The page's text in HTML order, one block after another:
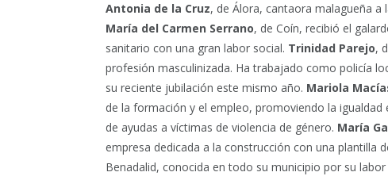
Antonia de la Cruz, de Álora, cantaora malagueña a
María del Carmen Serrano, de Coín, recibió el
sanitario con una gran labor social. Trinidad Parejo,
profesión masculinizada. Ha trabajado como policía
su reciente jubilación este mismo año. Mariola
de la formación y el empleo, promoviendo la
de ayudas a víctimas de violencia de género. María
empresa dedicada a la construcción con una plantilla
Benadalid, conocida en todo su municipio por su